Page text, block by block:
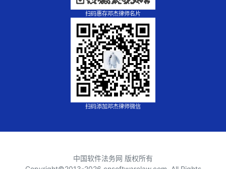
扫码惠存邓杰律师名片
扫码添加邓杰律师微信
中国软件法务网 版权所有